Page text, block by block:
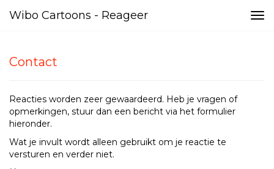
Wibo Cartoons - Reageer
Contact
Reacties worden zeer gewaardeerd. Heb je vragen of
opmerkingen, stuur dan een bericht via het formulier
hieronder.
Wat je invult wordt alleen gebruikt om je reactie te
versturen en verder niet.